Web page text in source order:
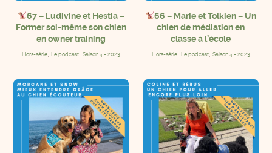
67 – Ludivine et Hestia –
Former soi-même son chien
en owner training
Hors-série,Le podcast,Saison 4 - 2023
66 – Marie et Tolkien – Un
chien de médiation en
classe à l’école
Hors-série, Le podcast, Saison 4 - 2023